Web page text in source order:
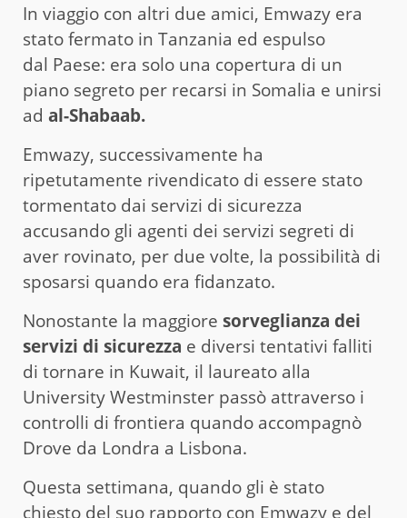
In viaggio con altri due amici, Emwazy era
stato fermato in Tanzania ed espulso
dal Paese: era solo una copertura di un
piano segreto per recarsi in Somalia e unirsi
ad al-Shabaab.
Emwazy, successivamente ha
ripetutamente rivendicato di essere stato
tormentato dai servizi di sicurezza
accusando gli agenti dei servizi segreti di
aver rovinato, per due volte, la possibilità di
sposarsi quando era fidanzato.
Nonostante la maggiore sorveglianza dei
servizi di sicurezza e diversi tentativi falliti
di tornare in Kuwait, il laureato alla
University Westminster passò attraverso i
controlli di frontiera quando accompagnò
Drove da Londra a Lisbona.
Questa settimana, quando gli è stato
chiesto del suo rapporto con Emwazy e del